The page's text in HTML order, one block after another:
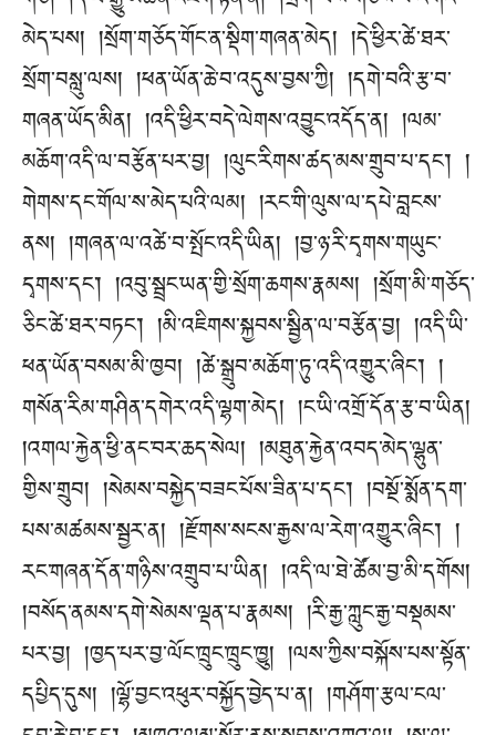
མེད་པས། །སྲོག་གཅོད་གོང་ན་སྡིག་གཞན་མེད། །དེ་ཕྱིར་ཚེ་ཐར་
སྲོག་བསླུ་ལས། །ཕན་ཡོན་ཆེ་བ་འདུས་བྱས་ཀྱི། །དགེ་བའི་རྩ་བ་
གཞན་ཡོད་མིན། །འདི་ཕྱིར་བདེ་ལེགས་འབྱུང་འདོད་ན། །ལམ་
མཆོག་འདི་ལ་བརྩོན་པར་བྱ། །ལུང་རིགས་ཚད་མས་གྲུབ་པ་དང༌། །
གེགས་དང་གོལ་ས་མེད་པའི་ལམ། །རང་གི་ལུས་ལ་དཔེ་བླངས་
ནས། །གཞན་ལ་འཚེ་བ་སྤོང་འདི་ཡིན། །བྱ་ཉ་རི་དྭགས་གཡུང་
དྭགས་དང༌། །འབུ་སྦྲང་ཡན་གྱི་སྲོག་ཆགས་རྣམས། །སྲོག་མི་གཅོད་
ཅིང་ཚེ་ཐར་བཏང༌། །མི་འཇིགས་སྐྱབས་སྦྱིན་ལ་བརྩོན་བྱ། །འདི་ཡི་
ཕན་ཡོན་བསམ་མི་ཁྱབ། །ཚེ་སྒྲུབ་མཆོག་ཏུ་འདི་འགྱུར་ཞིང༌། །
གསོན་རིམ་གཤིན་དགེར་འདི་ལྷག་མེད། །ང་ཡི་འགྲོ་དོན་རྩ་བ་ཡིན།
།འགལ་རྐྱེན་ཕྱི་ནང་བར་ཆད་སེལ། །མཐུན་རྐྱེན་འབད་མེད་ལྷུན་
གྱིས་གྲུབ། །སེམས་བསྐྱེད་བཟང་པོས་ཟིན་པ་དང༌། །བསྔོ་སྨོན་དག་
པས་མཚམས་སྦྱར་ན། །རྫོགས་སངས་རྒྱས་ལ་རེག་འགྱུར་ཞིང༌། །
རང་གཞན་དོན་གཉིས་འགྲུབ་པ་ཡིན། །འདི་ལ་ཐེ་ཚོམ་བྱ་མི་དགོས།
།བསོད་ནམས་དགེ་སེམས་ལྡན་པ་རྣམས། །རི་རྒྱ་ཀླུང་རྒྱ་བསྡམས་
པར་བྱ། །ཁྱད་པར་བྱ་ལོང་ཁྲུང་ཁྲུང་ཁྱུ། །ལས་ཀྱིས་བསྐོས་པས་སྟོན་
དཔྱིད་དུས། །ལྷོ་བྱང་འཕུར་བསྐྱོད་བྱེད་པ་ན། །གཤོག་རྩལ་ངལ་